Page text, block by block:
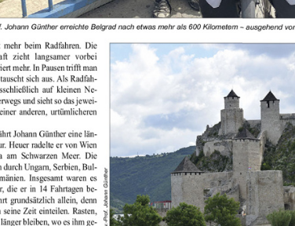
Objekt hinzufügen